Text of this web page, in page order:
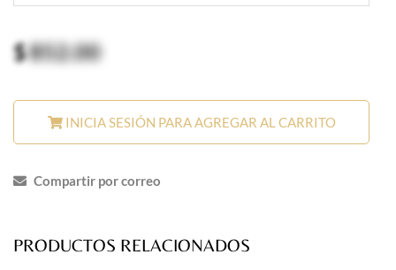
$852.00
INICIA SESIÓN PARA AGREGAR AL CARRITO
Compartir por correo
PRODUCTOS RELACIONADOS